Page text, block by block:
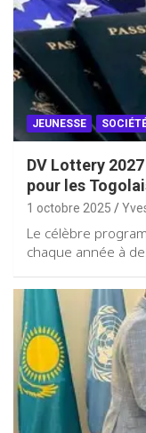
JEUNESSE
DV Lottery
pour les
1 octobre 2025
Le célèbre
chaque année à